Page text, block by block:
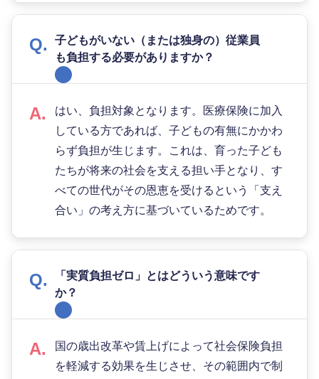
子どもがいない（または独身の）従業員
も負担する必要がありますか？
はい、負担対象となります。医療保険に加入
している方であれば、子どもの有無にかかわ
らず負担が生じます。これは、育った子ども
たちが将来の社会を支える担い手となり、す
べての世代がその恩恵を受けるという「支え
合い」の考え方に基づいているためです。
「実質負担ゼロ」とはどういう意味です
か？
国の歳出改革や賃上げによって社会保険負担
を軽減する効果を生じさせ、その範囲内で制